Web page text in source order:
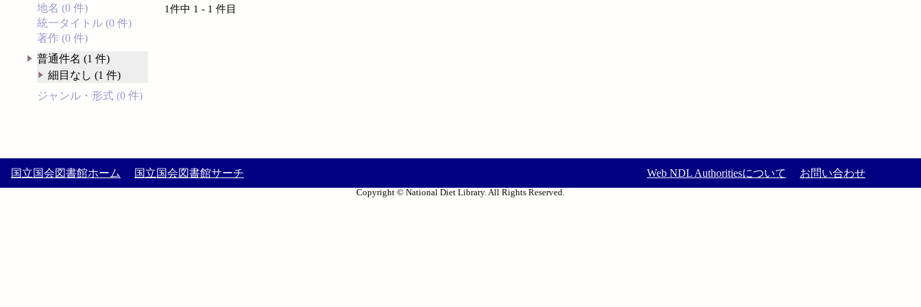
地名 (0 件)
統一タイトル (0 件)
著作 (0 件)
普通件名 (1 件)
細目なし (1 件)
ジャンル・形式 (0 件)
1件中 1 - 1 件目
国立国会図書館ホーム 国立国会図書館サーチ Web NDL Authoritiesについて お問い合わせ
Copyright © National Diet Library. All Rights Reserved.